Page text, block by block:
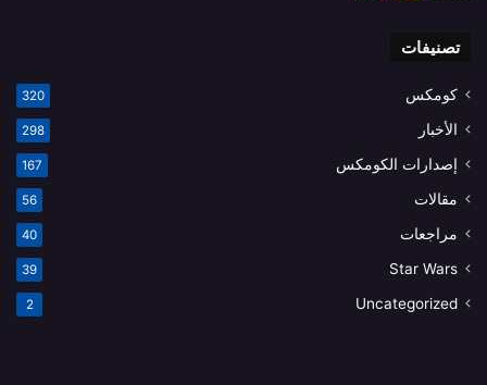
تصنيفات
كومكس 320
الأخبار 298
إصدارات الكومكس 167
مقالات 56
مراجعات 40
Star Wars
39
Uncategorized
2